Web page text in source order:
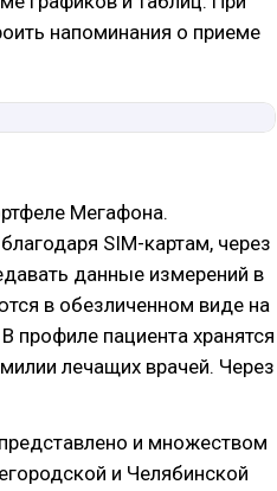
напоминания о приеме
Мегафона.
SIM-картам, через
данные измерений в
в обезличенном виде на
профиле пациента хранятся
лечащих врачей. Через
и множеством
и Челябинской